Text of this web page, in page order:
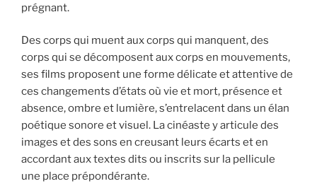
prégnant.
Des corps qui muent aux corps qui manquent, des
corps qui se décomposent aux corps en mouvements,
ses films proposent une forme délicate et attentive de
ces changements d’états où vie et mort, présence et
absence, ombre et lumière, s’entrelacent dans un élan
poétique sonore et visuel. La cinéaste y articule des
images et des sons en creusant leurs écarts et en
accordant aux textes dits ou inscrits sur la pellicule
une place prépondérante.